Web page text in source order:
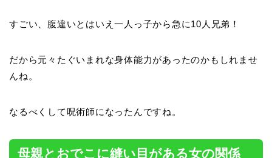
すごい、腹違いとはいえ一人っ子から急に10人兄弟！
だから元々たぐいまれな身体能力があったのかもしれませ
んね。
なるべくして呪術師になったんですね。
母親とおでこに縫い目がある女の関係